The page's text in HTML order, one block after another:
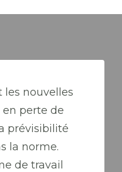
les nouvelles
en perte de
prévisibilité
la norme.
de travail